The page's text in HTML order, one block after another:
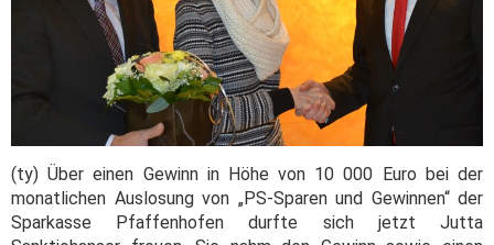
(ty) Über einen Gewinn in Höhe von 10 000 Euro bei der
monatlichen Auslosung von „PS-Sparen und Gewinnen“ der
Sparkasse Pfaffenhofen durfte sich jetzt Jutta